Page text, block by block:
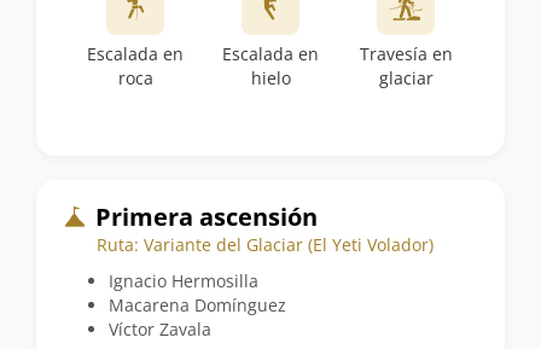
Escalada en
roca
Escalada en
hielo
Travesía en
glaciar
Primera ascensión
Ruta: Variante del Glaciar (El Yeti Volador)
Ignacio Hermosilla
Macarena Domínguez
Víctor Zavala